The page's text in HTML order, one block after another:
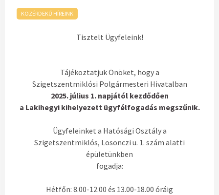
KÖZÉRDEKŰ HÍREINK
Tisztelt Ügyfeleink!
Tájékoztatjuk Önöket, hogy a
Szigetszentmiklósi Polgármesteri Hivatalban
2025. július 1. napjától kezdődően
a Lakihegyi kihelyezett ügyfélfogadás megszűnik.
Ügyfeleinket a Hatósági Osztály a
Szigetszentmiklós, Losonczi u. 1. szám alatti
épületünkben
fogadja:
Hétfőn: 8.00-12.00 és 13.00-18.00 óráig